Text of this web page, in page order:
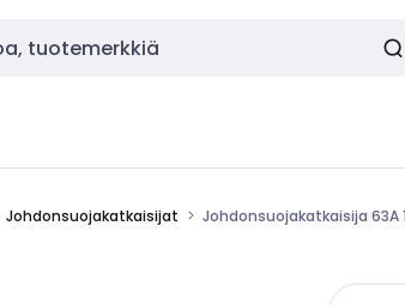
Johdonsuojakatkaisijat Johdonsuojakatkaisija 63A